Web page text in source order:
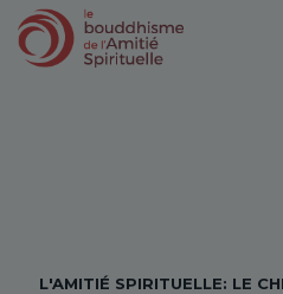
L'AMITIÉ SPIRITUELLE: LE